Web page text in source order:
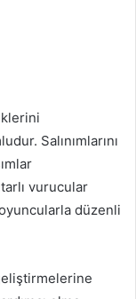
Salınımlarını
vurucular
düzenli